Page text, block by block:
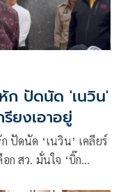
ปัดนัด 'เนวิน'
ยงเอาอยู่
ปัดนัด ‘เนวิน’ เคลียร์
ก สว. มั่นใจ ‘บิ๊ก